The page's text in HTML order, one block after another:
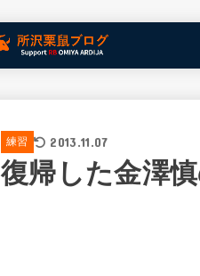
練習 2013.11.07
復帰した金澤